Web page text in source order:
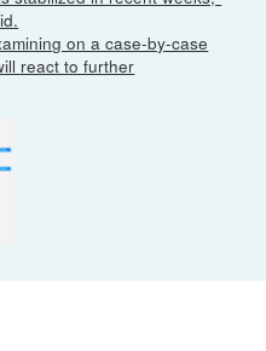
on a case-by-case
react to further